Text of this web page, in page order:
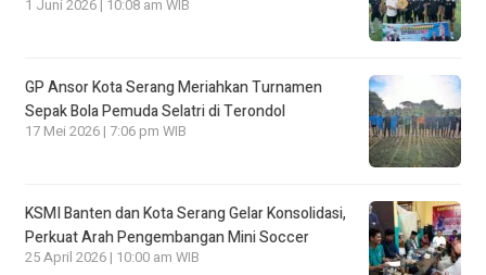
1 Juni 2026 | 10:08 am WIB
GP Ansor Kota Serang Meriahkan Turnamen
Sepak Bola Pemuda Selatri di Terondol
17 Mei 2026 | 7:06 pm WIB
KSMI Banten dan Kota Serang Gelar Konsolidasi,
Perkuat Arah Pengembangan Mini Soccer
25 April 2026 | 10:00 am WIB